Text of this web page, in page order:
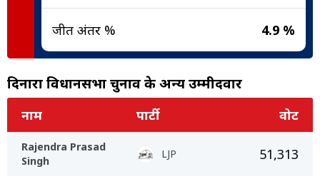
जीत अंतर % 4.9 %
दिनारा विधानसभा चुनाव के अन्य उम्मीदवार
नाम पार्टी वोट
Rajendra Prasad
Singh
LJP 51,313